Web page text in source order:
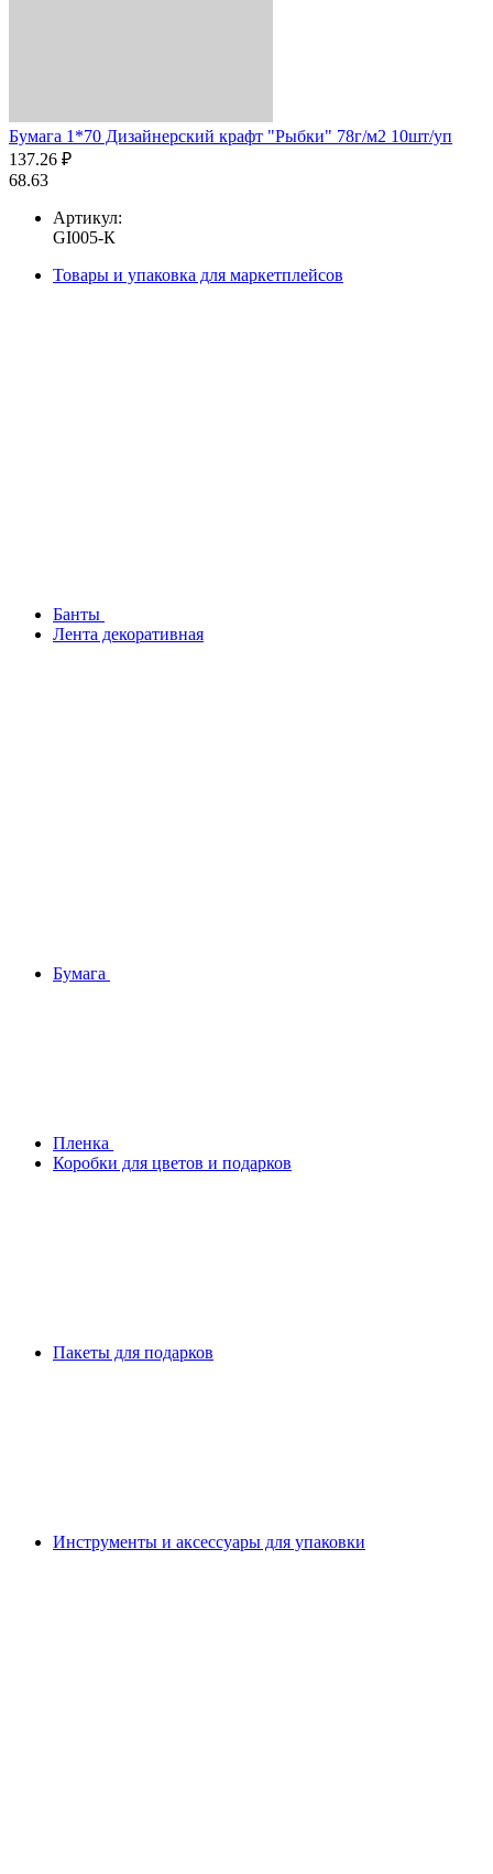
Бумага 1*70 Дизайнерский крафт "Рыбки" 78г/м2 10шт/уп
137.26 ₽
68.63
Артикул:
GI005-К
Товары и упаковка для маркетплейсов
Банты
Лента декоративная
Бумага
Плeнка
Коробки для цветов и подарков
Пакеты для подарков
Инструменты и аксессуары для упаковки